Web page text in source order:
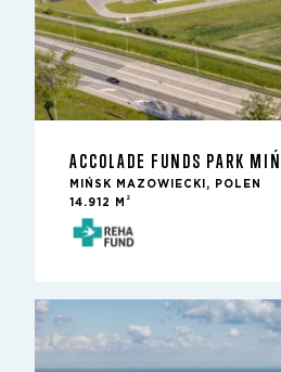
ACCOLADE FUNDS PARK
MIŃSK MAZOWIECKI, POLEN
14.912 M
2